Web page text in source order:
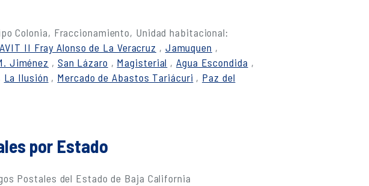
Colonia, Fraccionamiento, Unidad habitacional:
II Fray Alonso de La Veracruz , Jamuquen ,
Jiménez , San Lázaro , Magisterial ,Agua Escondida ,
La Ilusión , Mercado de Abastos Tariácuri , Paz del
por Estado
Postales del Estado de Baja California